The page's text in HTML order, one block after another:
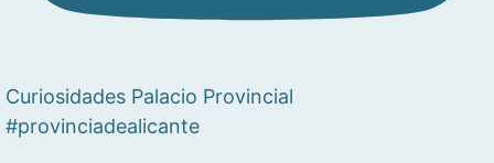
Curiosidades Palacio Provincial
#provinciadealicante